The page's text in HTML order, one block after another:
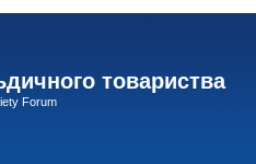
товариства
Forum